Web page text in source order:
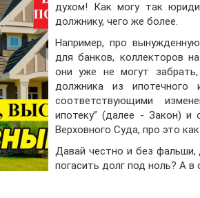
духом! Как могу так
должнику, чего же более.
Например, про
для банков, коллекторов
они уже не могут
должника из ипотечного
соответствующими
ипотеку” (далее - Закон) и
Верховного Суда, про это
Давай честно и без
погасить долг под ноль? А в